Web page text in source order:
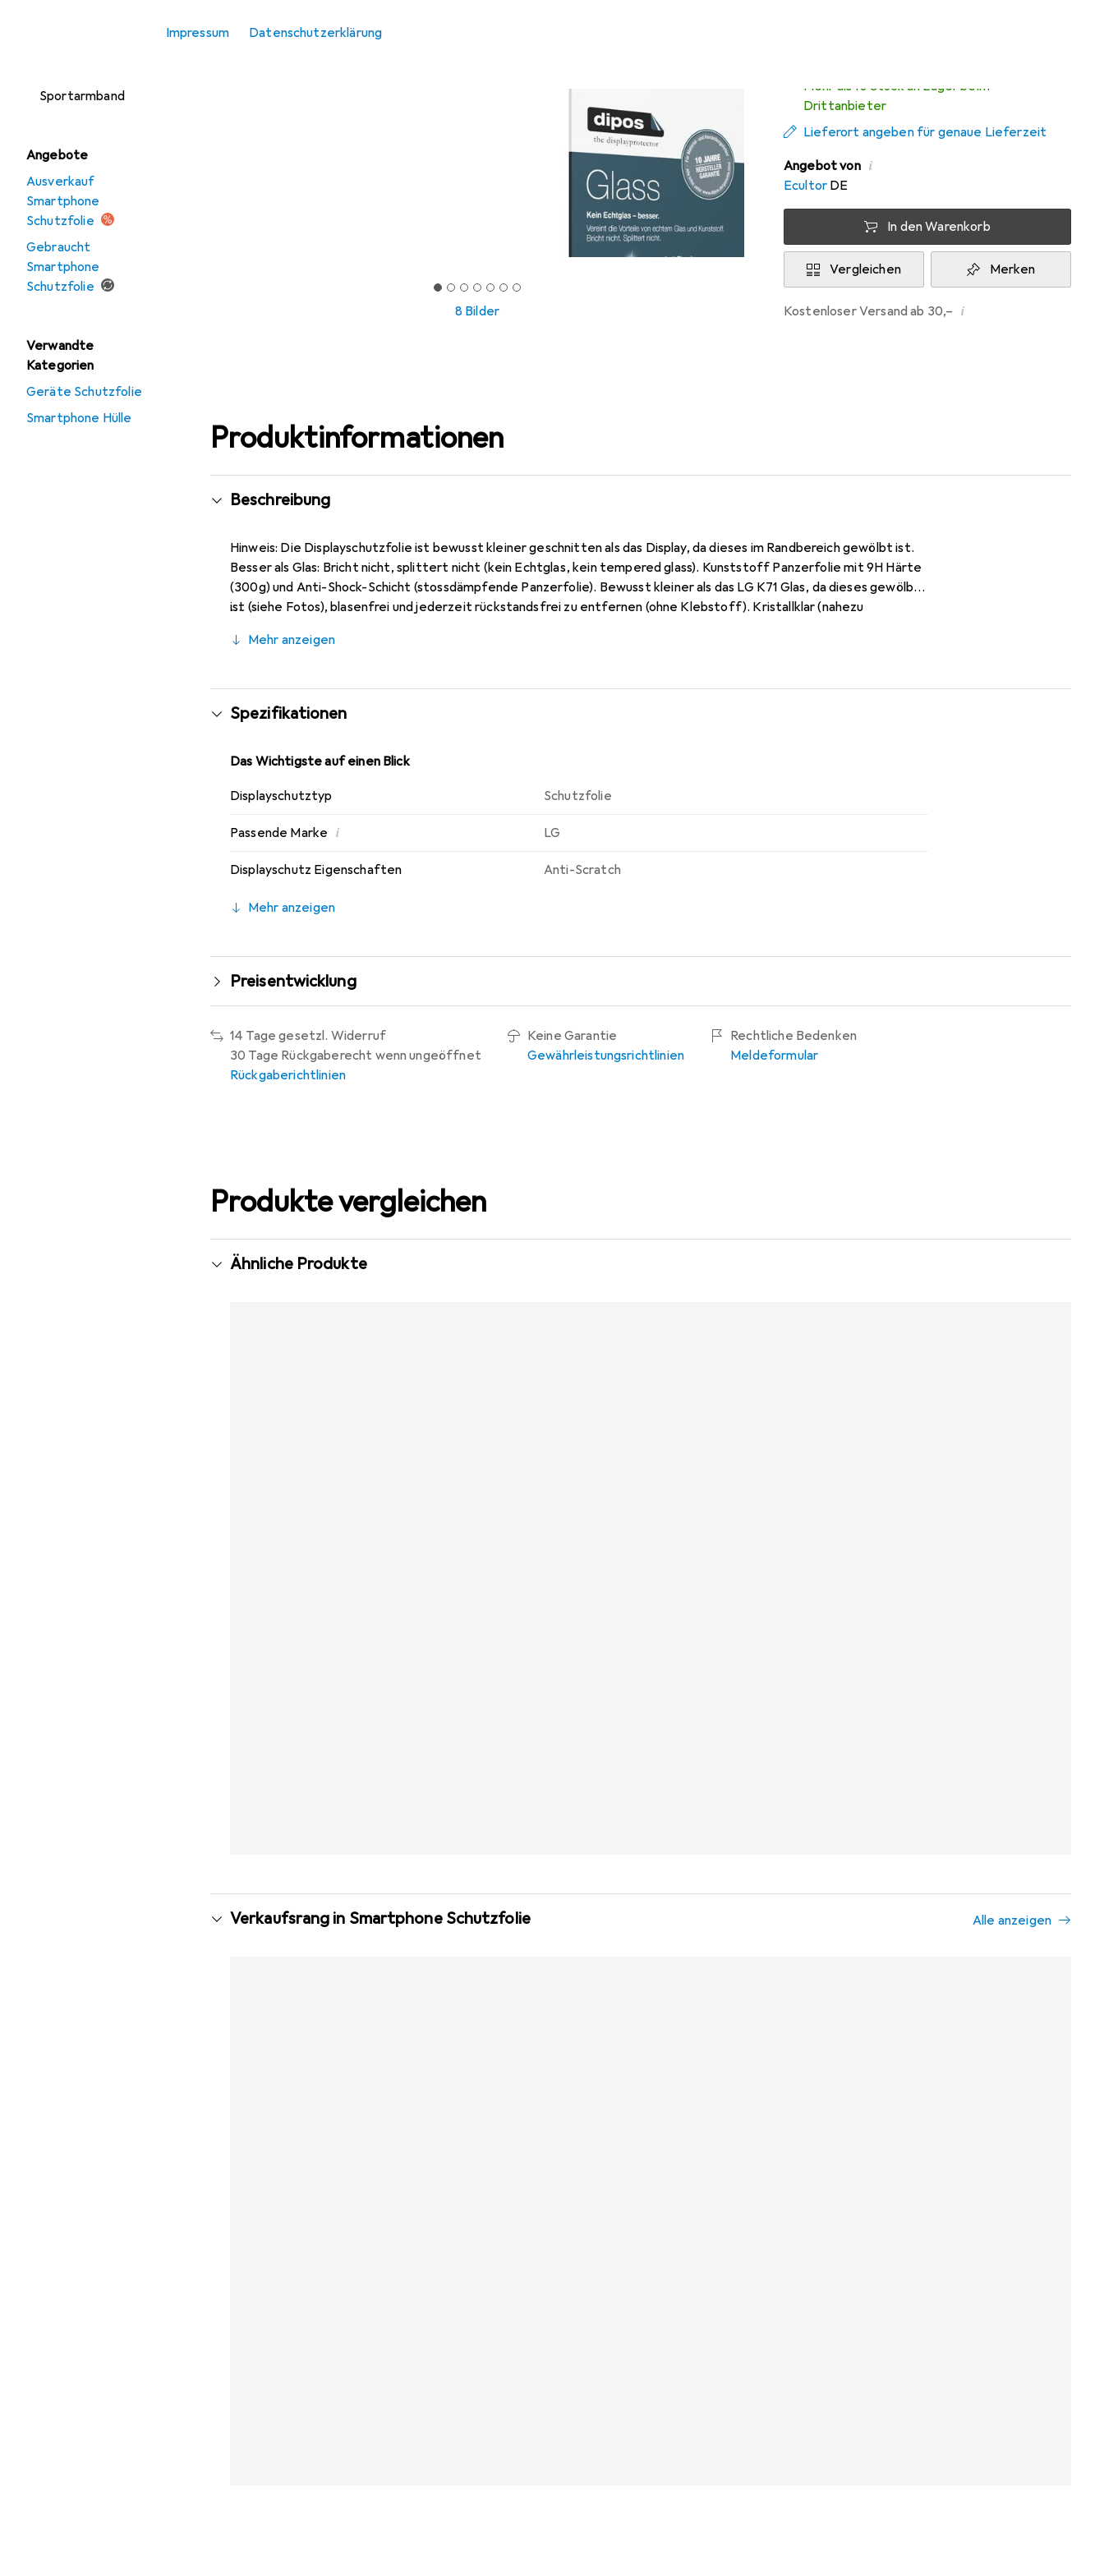
Impressum Datenschutzerklärung
Sportarmband
Angebote
Ausverkauf
Smartphone
Schutzfolie
Gebraucht
Smartphone
Schutzfolie
Verwandte
Kategorien
Geräte Schutzfolie
Smartphone Hülle
8 Bilder
Mehr als 10 Stück an Lager beim
Drittanbieter
Lieferort angeben für genaue Lieferzeit
Angebot von i
Ecultor DE
In den Warenkorb
Vergleichen Merken
Kostenloser Versand ab 30,– i
Produktinformationen
Beschreibung
Hinweis: Die Displayschutzfolie ist bewusst kleiner geschnitten als das Display, da dieses im Randbereich gewölbt ist.
Besser als Glas: Bricht nicht, splittert nicht (kein Echtglas, kein tempered glass). Kunststoff Panzerfolie mit 9H Härte
(300g) und Anti-Shock-Schicht (stossdämpfende Panzerfolie). Bewusst kleiner als das LG K71 Glas, da dieses gewölbt
ist (siehe Fotos), blasenfrei und jederzeit rückstandsfrei zu entfernen (ohne Klebstoff). Kristallklar (nahezu
Markenprodukt made in Germany.
Mehr anzeigen
Spezifikationen
Das Wichtigste auf einen Blick
Displayschutztyp Schutzfolie
Passende Marke i LG
Displayschutz Eigenschaften Anti-Scratch
Mehr anzeigen
Preisentwicklung
14 Tage gesetzl. Widerruf
30 Tage Rückgaberecht wenn ungeöffnet
Rückgaberichtlinien
Keine Garantie
Gewährleistungsrichtlinien
Rechtliche Bedenken
Meldeformular
Produkte vergleichen
Ähnliche Produkte
Verkaufsrang in Smartphone Schutzfolie Alle anzeigen